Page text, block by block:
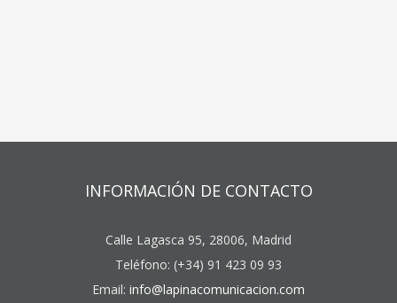
INFORMACIÓN DE CONTACTO
Calle Lagasca 95, 28006, Madrid
Teléfono: (+34) 91 423 09 93
Email: info@lapinacomunicacion.com